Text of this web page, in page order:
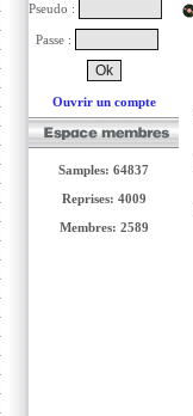
Pseudo :
Passe :
Ouvrir un compte
Samples: 64837
Reprises: 4009
Membres: 2589